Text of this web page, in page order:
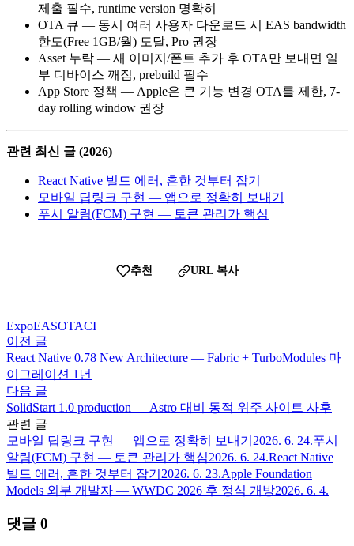
제출 필수, runtime version 명확히
OTA 큐 — 동시 여러 사용자 다운로드 시 EAS bandwidth
한도(Free 1GB/월) 도달, Pro 권장
Asset 누락 — 새 이미지/폰트 추가 후 OTA만 보내면 일
부 디바이스 깨짐, prebuild 필수
App Store 정책 — Apple은 큰 기능 변경 OTA를 제한, 7-
day rolling window 권장
관련 최신 글 (2026)
React Native 빌드 에러, 흔한 것부터 잡기
모바일 딥링크 구현 — 앱으로 정확히 보내기
푸시 알림(FCM) 구현 — 토큰 관리가 핵심
추천 URL 복사
ExpoEASOTACI
이전 글
React Native 0.78 New Architecture — Fabric + TurboModules 마
이그레이션 1년
다음 글
SolidStart 1.0 production — Astro 대비 동적 위주 사이트 사후
관련 글
모바일 딥링크 구현 — 앱으로 정확히 보내기 2026. 6. 24.푸시
알림(FCM) 구현 — 토큰 관리가 핵심2026. 6. 24.React Native
빌드 에러, 흔한 것부터 잡기 2026. 6. 23.Apple Foundation
Models 외부 개발자 — WWDC 2026 후 정식 개방2026. 6. 4.
댓글 0